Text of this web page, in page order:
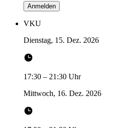
Anmelden
VKU
Dienstag, 15. Dez. 2026
17:30 – 21:30 Uhr
Mittwoch, 16. Dez. 2026